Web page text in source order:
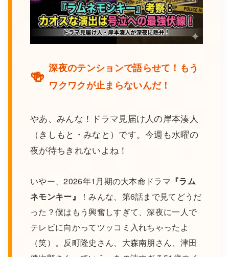
🍻 深夜のテンションで語らせて！もう
ワクワクが止まらないんだ！
やあ、みんな！ドラマ見届け人の岸本湊人
（きしもと・みなと）です。今週も水曜の
夜が待ちきれないよね！
いやー、2026年1月期の大本命ドラマ 『ラム
ネモンキー』
！みんな、第6話まで見てどうだ
った？僕はもう興奮しすぎて、深夜に一人で
テレビに向かってツッコミ入れちゃったよ
（笑）。反町隆史さん、大森南朋さん、津田